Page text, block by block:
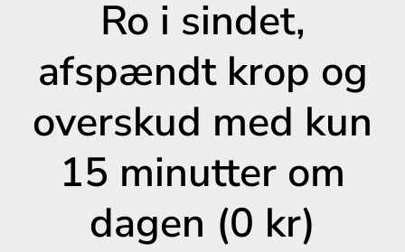
Ro i sindet,
afspændt krop og
overskud med kun
15 minutter om
dagen (0 kr)